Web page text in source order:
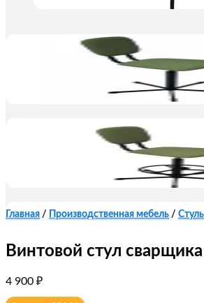
Главная / Производственная мебель /
Винтовой стул
4 900 ₽